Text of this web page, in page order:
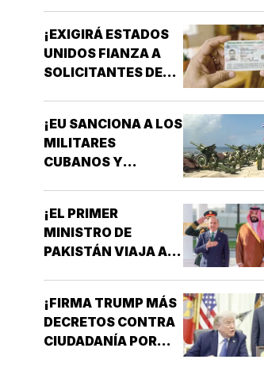
¡EXIGIRÁ ESTADOS
UNIDOS FIANZA A
SOLICITANTES DE
¡EU SANCIONA A LOS
MILITARES
CUBANOS Y
ADQUISICIÓN DE
ARMAS!
¡EL PRIMER
MINISTRO DE
PAKISTÁN VIAJA A
¡FIRMA TRUMP MÁS
DECRETOS CONTRA
CIUDADANÍA POR